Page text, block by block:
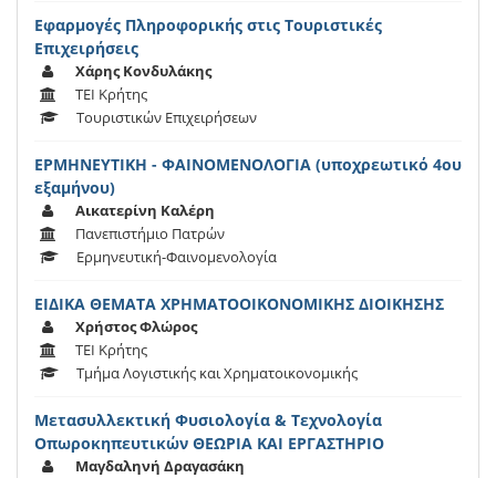
Εφαρμογές Πληροφορικής στις Τουριστικές
Επιχειρήσεις
Χάρης Κονδυλάκης
ΤΕΙ Κρήτης
Τουριστικών Επιχειρήσεων
ΕΡΜΗΝΕΥΤΙΚΗ - ΦΑΙΝΟΜΕΝΟΛΟΓΙΑ (υποχρεωτικό 4ου
εξαμήνου)
Αικατερίνη Καλέρη
Πανεπιστήμιο Πατρών
Ερμηνευτική-Φαινομενολογία
ΕΙΔΙΚΑ ΘΕΜΑΤΑ ΧΡΗΜΑΤΟΟΙΚΟΝΟΜΙΚΗΣ ΔΙΟΙΚΗΣΗΣ
Χρήστος Φλώρος
ΤΕΙ Κρήτης
Τμήμα Λογιστικής και Χρηματοικονομικής
Μετασυλλεκτική Φυσιολογία & Τεχνολογία
Οπωροκηπευτικών ΘΕΩΡΙΑ ΚΑΙ ΕΡΓΑΣΤΗΡΙΟ
Μαγδαληνή Δραγασάκη